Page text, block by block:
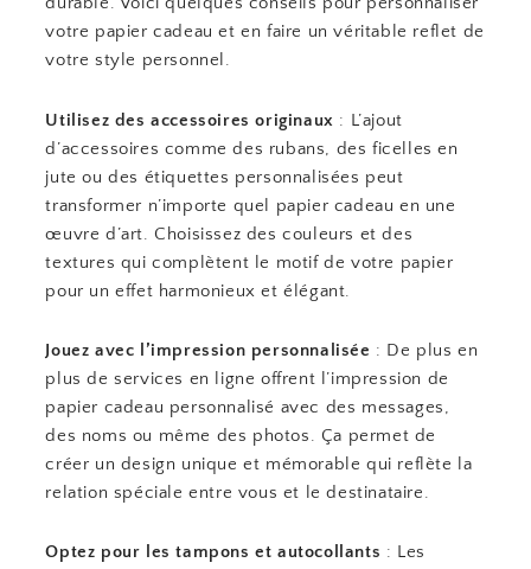
votre papier cadeau et en faire un véritable reflet de
votre style personnel.
Utilisez des accessoires originaux : L’ajout
d’accessoires comme des rubans, des ficelles en
jute ou des étiquettes personnalisées peut
transformer n’importe quel papier cadeau en une
œuvre d’art. Choisissez des couleurs et des
textures qui complètent le motif de votre papier
pour un effet harmonieux et élégant.
Jouez avec l’impression personnalisée : De plus en
plus de services en ligne offrent l’impression de
papier cadeau personnalisé avec des messages,
des noms ou même des photos. Ça permet de
créer un design unique et mémorable qui reflète la
relation spéciale entre vous et le destinataire.
Optez pour les tampons et autocollants : Les